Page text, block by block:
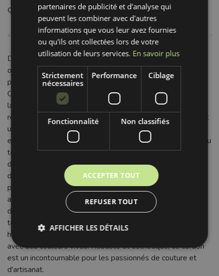
Couleur: orange
Découvrez notre Cordon coton de 8 mm, d'un magnifique
orange foncé. Ce cordon polyvalent est l'accessoire idéal
pour insuffler vitalité et couleur à toutes vos créations.
Composé de 80% de coton et de 20% de polyester, il allie
la douceur naturelle et le confort respirant du coton à la
résistance et la durabilité du polyester. Ce mélange garantit
un cordon à la fois souple au toucher, facile à manipuler et
exceptionnellement robuste, capable de résister à l'usure du
temps sans perdre de sa superbe couleur unie. Sa largeur
de 0,8 cm le rend parfait pour une multitude d'applications :
des cordons de serrage pour vêtements (sweats,
pantalons) et sacs, aux éléments décoratifs pour
accessoires de mode (bracelets, ceintures) ou projets de
décoration intérieure. La teinte orange foncé apporte une
touche chaleureuse et audacieuse, s'associant
harmonieusement avec des tons neutres ou contrastant
avec des couleurs vives. Robuste et esthétique, ce cordon
est un incontournable pour les passionnés de couture et
d'artisanat.
partenaires de publicité et d'analyse qui
peuvent les combiner avec d'autres
informations que vous leur avez fournies
ou qu'ils ont collectées lors de votre
utilisation de leurs services. En savoir plus
Strictement
nécessaires
Performance Ciblage
Fonctionnalité Non classifiés
ACCEPTER TOUT
REFUSER TOUT
AFFICHER LES DÉTAILS